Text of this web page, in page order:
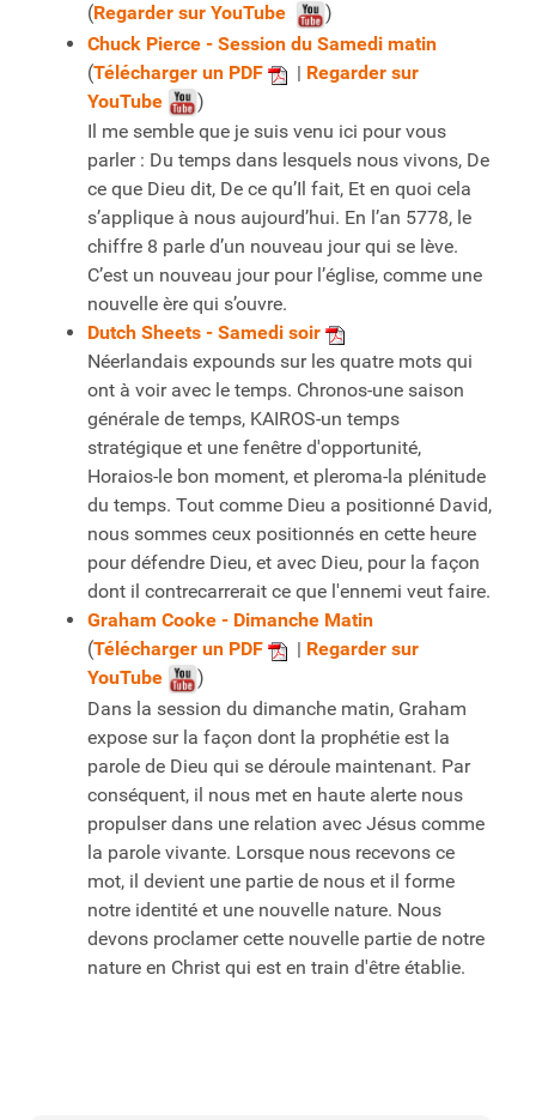
(Regarder sur YouTube
)
Chuck Pierce - Session du Samedi matin
(Télécharger un PDF | Regarder sur
YouTube
)
Il me semble que je suis venu ici pour vous
parler : Du temps dans lesquels nous vivons, De
ce que Dieu dit, De ce qu’Il fait, Et en quoi cela
s’applique à nous aujourd’hui. En l’an 5778, le
chiffre 8 parle d’un nouveau jour qui se lève.
C’est un nouveau jour pour l’église, comme une
nouvelle ère qui s’ouvre.
Dutch Sheets - Samedi soir
Néerlandais expounds sur les quatre mots qui
ont à voir avec le temps. Chronos-une saison
générale de temps, KAIROS-un temps
stratégique et une fenêtre d'opportunité,
Horaios-le bon moment, et pleroma-la plénitude
du temps. Tout comme Dieu a positionné David,
nous sommes ceux positionnés en cette heure
pour défendre Dieu, et avec Dieu, pour la façon
dont il contrecarrerait ce que l'ennemi veut faire.
Graham Cooke - Dimanche Matin
(Télécharger un PDF | Regarder sur
YouTube
)
Dans la session du dimanche matin, Graham
expose sur la façon dont la prophétie est la
parole de Dieu qui se déroule maintenant. Par
conséquent, il nous met en haute alerte nous
propulser dans une relation avec Jésus comme
la parole vivante. Lorsque nous recevons ce
mot, il devient une partie de nous et il forme
notre identité et une nouvelle nature. Nous
devons proclamer cette nouvelle partie de notre
nature en Christ qui est en train d'être établie.